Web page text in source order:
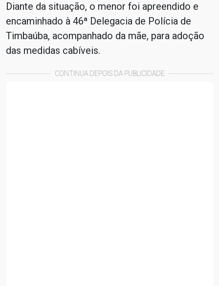
Diante da situação, o menor foi apreendido e
encaminhado à 46ª Delegacia de Polícia de
Timbaúba, acompanhado da mãe, para adoção
das medidas cabíveis.
CONTINUA DEPOIS DA PUBLICIDADE